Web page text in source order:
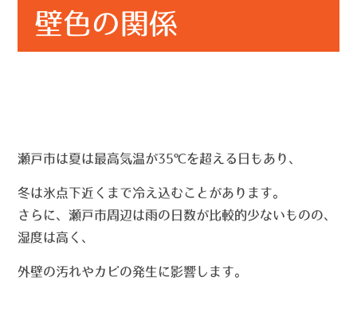
壁色の関係
瀬戸市は夏は最高気温が35℃を超える日もあり、
冬は氷点下近くまで冷え込むことがあります。
さらに、瀬戸市周辺は雨の日数が比較的少ないものの、
湿度は高く、
外壁の汚れやカビの発生に影響します。